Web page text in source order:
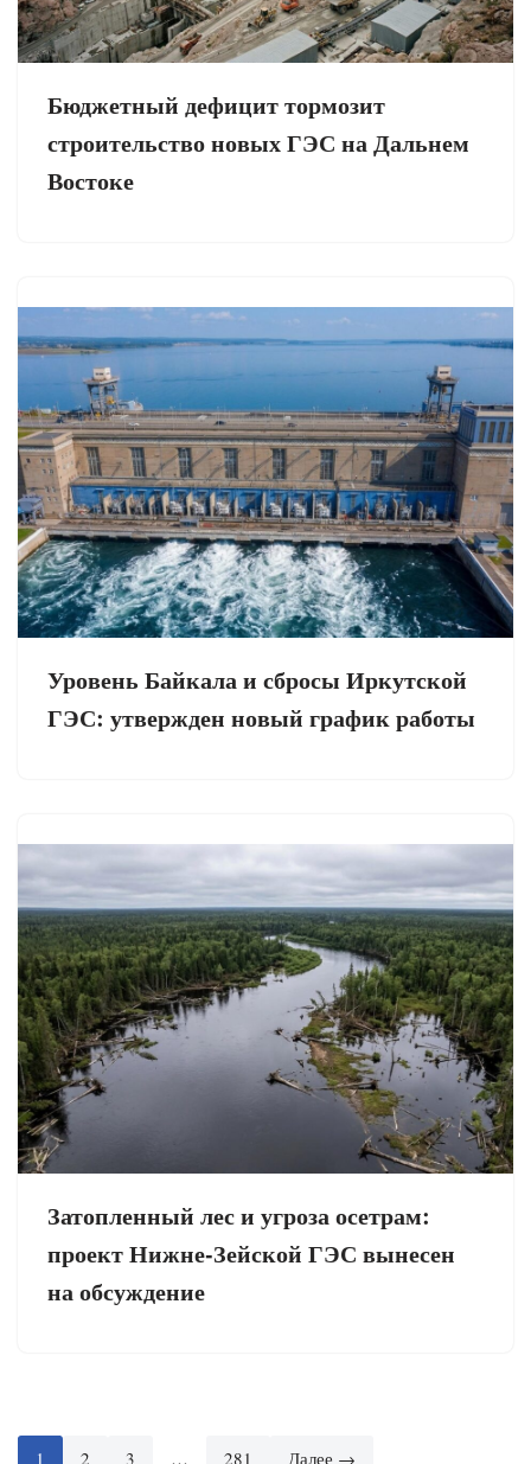
Бюджетный дефицит тормозит
строительство новых ГЭС на Дальнем
Востоке
Уровень Байкала и сбросы Иркутской
ГЭС: утвержден новый график работы
Затопленный лес и угроза осетрам:
проект Нижне-Зейской ГЭС вынесен
на обсуждение
1 2 3 … 281 Далее →